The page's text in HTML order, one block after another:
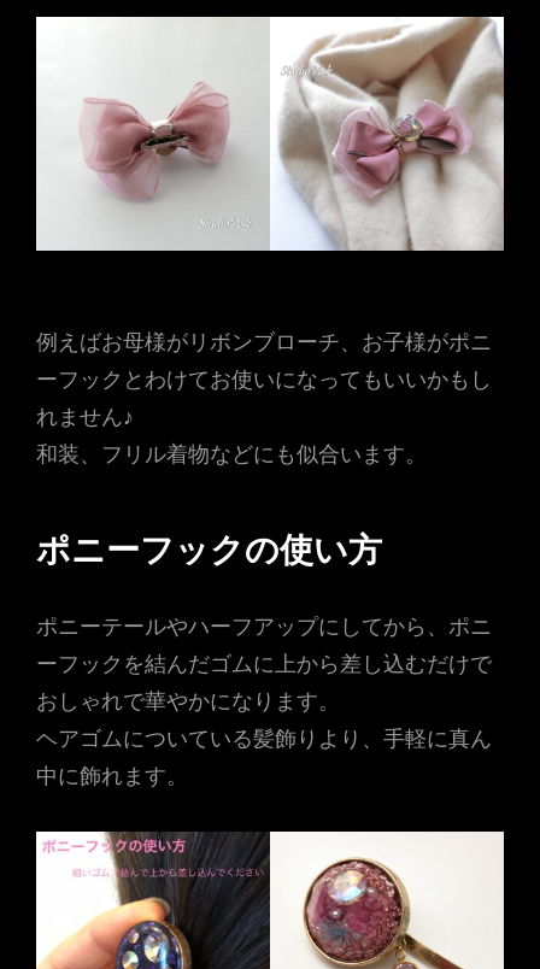
例えばお母様がリボンブローチ、お子様がポニ
ーフックとわけてお使いになってもいいかもし
れません♪
和装、フリル着物などにも似合います。
ポニーフックの使い方
ポニーテールやハーフアップにしてから、ポニ
ーフックを結んだゴムに上から差し込むだけで
おしゃれで華やかになります。
ヘアゴムについている髪飾りより、手軽に真ん
中に飾れます。